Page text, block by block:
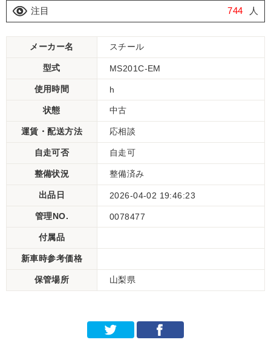
注目 744 人
メーカー名 スチール
型式 MS201C-EM
使用時間 h
状態 中古
運賃・配送方法 応相談
自走可否 自走可
整備状況 整備済み
出品日 2026-04-02 19:46:23
管理NO. 0078477
付属品
新車時参考価格
保管場所 山梨県